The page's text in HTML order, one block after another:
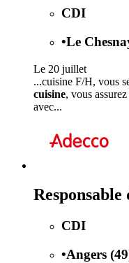
CDI
•Le
Le 20 juillet
...cuisine F/H, vous
cuisine, vous
avec...
CDI
•Angers